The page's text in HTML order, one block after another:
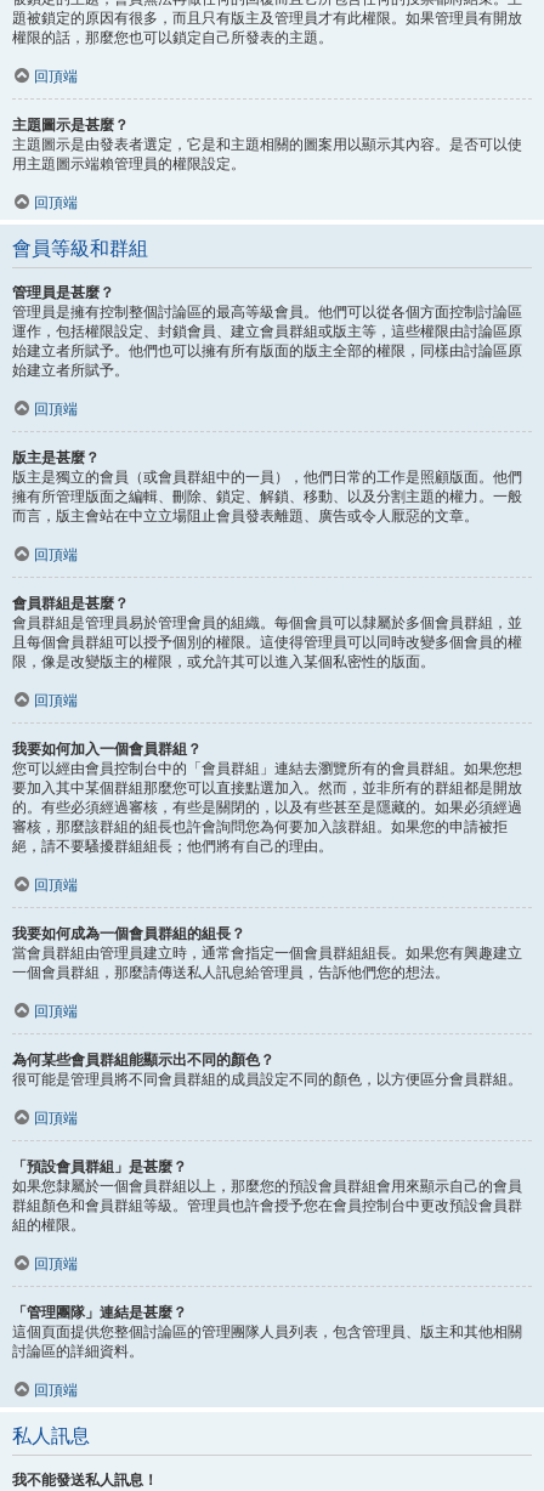
題被鎖定的原因有很多，而且只有版主及管理員才有此權限。如果管理員有開放
權限的話，那麼您也可以鎖定自己所發表的主題。
回頂端
主題圖示是甚麼？
主題圖示是由發表者選定，它是和主題相關的圖案用以顯示其內容。是否可以使
用主題圖示端賴管理員的權限設定。
回頂端
會員等級和群組
管理員是甚麼？
管理員是擁有控制整個討論區的最高等級會員。他們可以從各個方面控制討論區
運作，包括權限設定、封鎖會員、建立會員群組或版主等，這些權限由討論區原
始建立者所賦予。他們也可以擁有所有版面的版主全部的權限，同樣由討論區原
始建立者所賦予。
回頂端
版主是甚麼？
版主是獨立的會員（或會員群組中的一員），他們日常的工作是照顧版面。他們
擁有所管理版面之編輯、刪除、鎖定、解鎖、移動、以及分割主題的權力。一般
而言，版主會站在中立立場阻止會員發表離題、廣告或令人厭惡的文章。
回頂端
會員群組是甚麼？
會員群組是管理員易於管理會員的組織。每個會員可以隸屬於多個會員群組，並
且每個會員群組可以授予個別的權限。這使得管理員可以同時改變多個會員的權
限，像是改變版主的權限，或允許其可以進入某個私密性的版面。
回頂端
我要如何加入一個會員群組？
您可以經由會員控制台中的「會員群組」連結去瀏覽所有的會員群組。如果您想
要加入其中某個群組那麼您可以直接點選加入。然而，並非所有的群組都是開放
的。有些必須經過審核，有些是關閉的，以及有些甚至是隱藏的。如果必須經過
審核，那麼該群組的組長也許會詢問您為何要加入該群組。如果您的申請被拒
絕，請不要騷擾群組組長；他們將有自己的理由。
回頂端
我要如何成為一個會員群組的組長？
當會員群組由管理員建立時，通常會指定一個會員群組組長。如果您有興趣建立
一個會員群組，那麼請傳送私人訊息給管理員，告訴他們您的想法。
回頂端
為何某些會員群組能顯示出不同的顏色？
很可能是管理員將不同會員群組的成員設定不同的顏色，以方便區分會員群組。
回頂端
「預設會員群組」是甚麼？
如果您隸屬於一個會員群組以上，那麼您的預設會員群組會用來顯示自己的會員
群組顏色和會員群組等級。管理員也許會授予您在會員控制台中更改預設會員群
組的權限。
回頂端
「管理團隊」連結是甚麼？
這個頁面提供您整個討論區的管理團隊人員列表，包含管理員、版主和其他相關
討論區的詳細資料。
回頂端
私人訊息
我不能發送私人訊息！